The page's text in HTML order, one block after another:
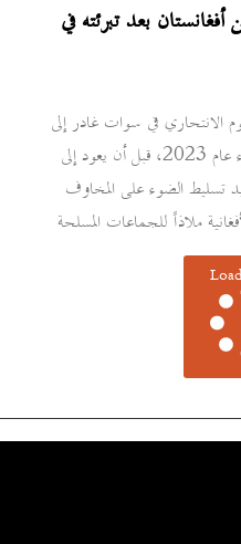
بعد تبرئته في
الانتحاري في سوات غادر إلى
أفغانستان عقب تبرئته من قبل القضاء عام 2023، قبل أن يعود إلى
تسليط الضوء على المخاوف
ملاذاً للجماعات المسلحة